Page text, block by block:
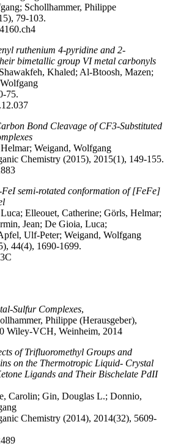
Schollhammer, Philippe
79-103.
ruthenium 4-pyridine and 2-
bimetallic group VI metal carbonyls
Khaled; Al-Btoosh, Mazen;
75.
Bond Cleavage of CF3-Substituted
Weigand, Wolfgang
Chemistry (2015), 2015(1), 149-155.
semi-rotated conformation of [FeFe]
Elleouet, Catherine; Görls, Helmar;
Jean; De Gioia, Luca;
Ulf-Peter; Weigand, Wolfgang
44(4), 1690-1699.
Sulfur Complexes,
Philippe (Herausgeber),
Wiley-VCH, Weinheim, 2014
of Trifluoromethyl Groups and
on the Thermotropic Liquid- Crystal
Ligands and Their Bischelate PdII
Carolin; Gin, Douglas L.; Donnio,
Chemistry (2014), 2014(32), 5609-